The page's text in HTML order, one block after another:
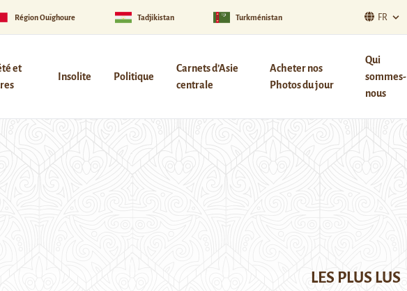
Région Ouïghoure Tadjikistan Turkménistan FR
et
Insolite Politique
Carnets d’Asie
centrale
Acheter nos
Photos du jour
Qui
sommes-
nous
LES PLUS LUS